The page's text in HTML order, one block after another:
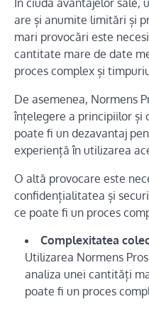
În ciuda avantajelor sale,
are și anumite limitări și
mari provocări este
cantitate mare de date
proces complex și
De asemenea, Normens
înțelegere a principiilor și
poate fi un dezavantaj
experiență în utilizarea
O altă provocare este
confidențialitatea și
ce poate fi un proces
Complexitatea
Utilizarea Normens
analiza unei cantități
poate fi un proces